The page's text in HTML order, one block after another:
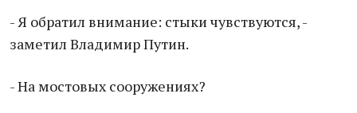
- Я обратил внимание: стыки чувствуются, -
заметил Владимир Путин.
- На мостовых сооружениях?